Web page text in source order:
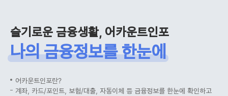
슬기로운 금융생활, 어카운트인포
나의 금융정보를 한눈에
어카운트인포란?
계좌, 카드/포인트, 보험/대출, 자동이체 등 금융정보를 한눈에 확인하고